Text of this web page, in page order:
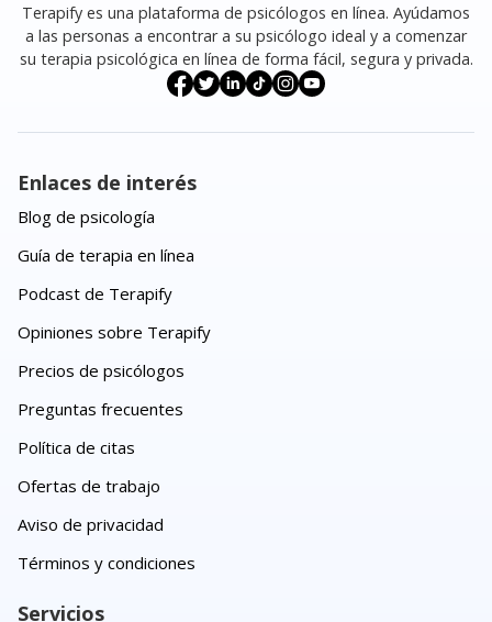
Terapify es una plataforma de psicólogos en línea. Ayúdamos
a las personas a encontrar a su psicólogo ideal y a comenzar
su terapia psicológica en línea de forma fácil, segura y privada.
Enlaces de interés
Blog de psicología
Guía de terapia en línea
Podcast de Terapify
Opiniones sobre Terapify
Precios de psicólogos
Preguntas frecuentes
Política de citas
Ofertas de trabajo
Aviso de privacidad
Términos y condiciones
Servicios